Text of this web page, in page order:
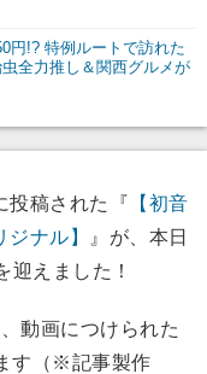
円!? 特例ルートで訪れた
全力推し＆関西グルメが
稿された『 【初音
ナル】
』が、本日
えました！
動画につけられた
す（※記事製作